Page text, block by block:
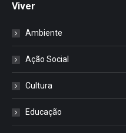
Viver
Ambiente
Ação Social
Cultura
Educação